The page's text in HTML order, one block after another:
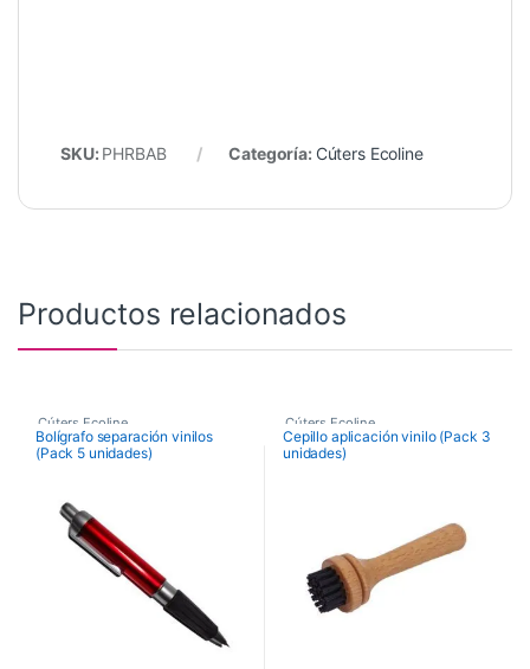
SKU: PHRBAB Categoría: Cúters Ecoline
Productos relacionados
Cúters Ecoline
Bolígrafo separación vinilos
(Pack 5 unidades)
Cúters Ecoline
Cepillo aplicación vinilo (Pack 3
unidades)